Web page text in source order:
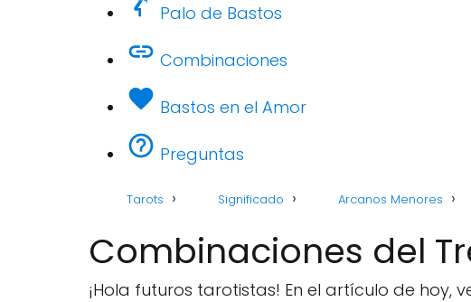
Palo de Bastos
Combinaciones
Bastos en el Amor
Preguntas
Tarots Significado Arcanos Menores
Combinaciones del
¡Hola futuros tarotistas! En el artículo de hoy,